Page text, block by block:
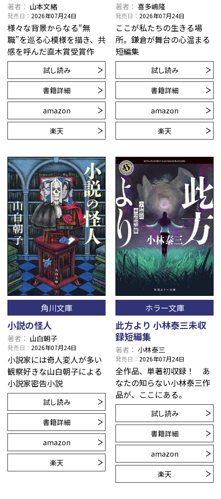
著者 山本文緒
発売日 2026年07月24日
様々な背景からなる“無
職”を巡る心模様を描き、共
感を呼んだ直木賞受賞作
試し読み
書籍詳細
amazon
楽天
著者 喜多嶋隆
発売日 2026年07月24日
ここが私たちの生きる場
所。鎌倉が舞台の心温まる
短編集
試し読み
書籍詳細
amazon
楽天
角川文庫
小説の怪人
著者 山白朝子
発売日 2026年07月24日
小説家には奇人変人が多い――
観察好きな山白朝子による
小説家密告小説
試し読み
書籍詳細
amazon
楽天
ホラー文庫
此方より 小林泰三未収
録短編集
著者 小林泰三
発売日 2026年07月24日
全作品、単著初収録！ あ
なたの知らない小林泰三作
品が、ここにある。
試し読み
書籍詳細
amazon
楽天